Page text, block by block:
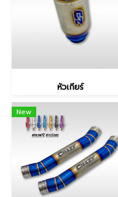
หัวเกียร์
New